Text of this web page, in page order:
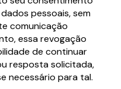
pessoais, sem
comunicação
essa revogação
de continuar
resposta solicitada,
necessário para tal.